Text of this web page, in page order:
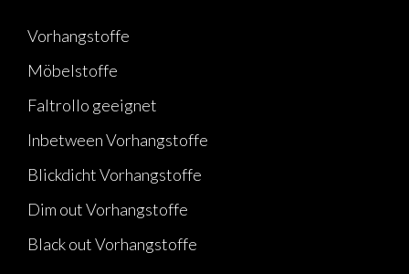
Vorhangstoffe
Möbelstoffe
Faltrollo geeignet
Inbetween Vorhangstoffe
Blickdicht Vorhangstoffe
Dim out Vorhangstoffe
Black out Vorhangstoffe